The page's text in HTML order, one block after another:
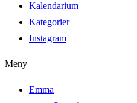
Kalendarium
Kategorier
Instagram
Meny
Emma